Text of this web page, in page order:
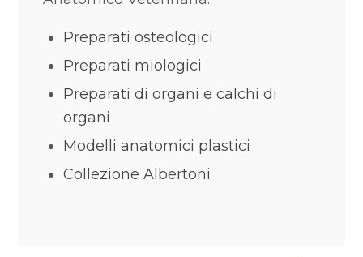
Preparati osteologici
Preparati miologici
Preparati di organi e calchi di
organi
Modelli anatomici plastici
Collezione Albertoni